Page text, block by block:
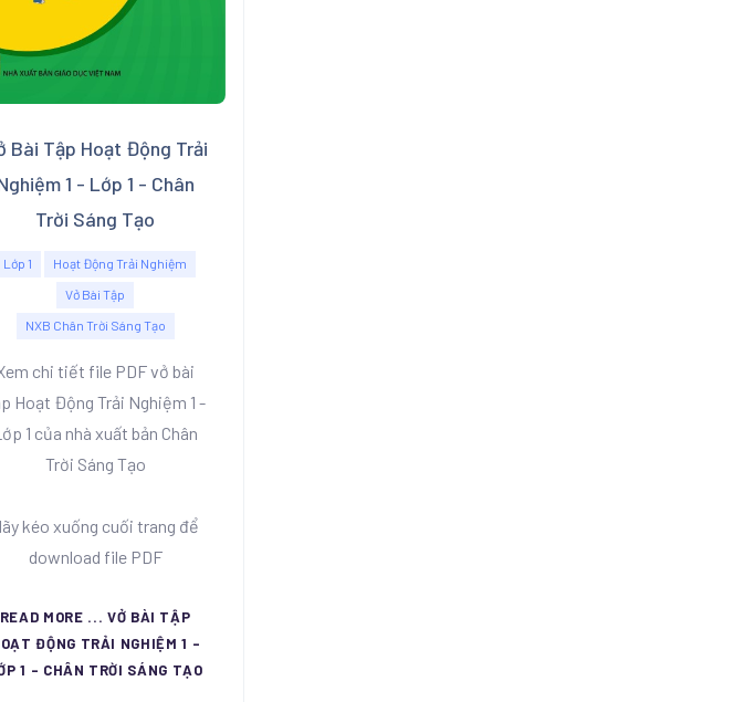
Bài Tập Hoạt Động Trải
1 - Lớp 1 - Chân
Trời Sáng Tạo
Lớp 1
Hoạt Động Trải Nghiệm
Vở Bài Tập
NXB Chân Trời Sáng Tạo
chi tiết file PDF vở bài
Hoạt Động Trải Nghiệm 1 -
1 của nhà xuất bản Chân
Trời Sáng Tạo
kéo xuống cuối trang để
download file PDF
READ MORE ... VỞ BÀI TẬP
ĐỘNG TRẢI NGHIỆM 1 -
1 - CHÂN TRỜI SÁNG TẠO